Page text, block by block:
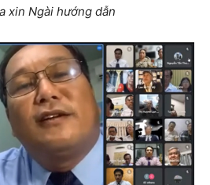
xin Ngài hướng dẫn